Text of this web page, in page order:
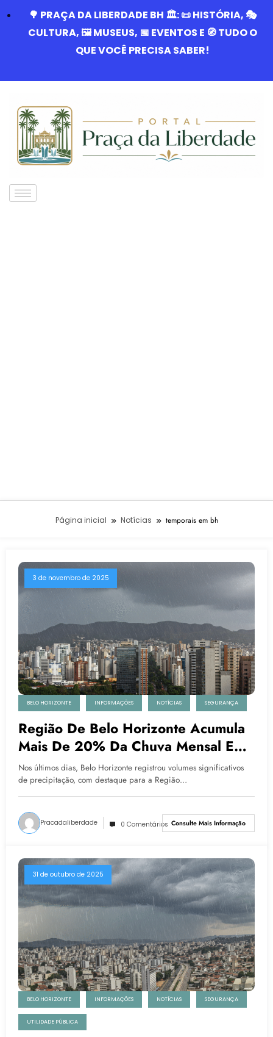
🌳 PRAÇA DA LIBERDADE BH 🏛️: 📜 HISTÓRIA, 🎭
CULTURA, 🖼️ MUSEUS, 📅 EVENTOS E 🧭 TUDO O
QUE VOCÊ PRECISA SABER!
Página inicial Notícias temporais em bh
3 de novembro de 2025
BELO HORIZONTE INFORMAÇÕES NOTÍCIAS SEGURANÇA
Região De Belo Horizonte Acumula
Mais De 20% Da Chuva Mensal Em
Apenas Três Dias
Nos últimos dias, Belo Horizonte registrou volumes significativos
de precipitação, com destaque para a Região…
Pracadaliberdade 0 Comentários Consulte Mais Informação
31 de outubro de 2025
BELO HORIZONTE INFORMAÇÕES NOTÍCIAS SEGURANÇA
UTILIDADE PÚBLICA